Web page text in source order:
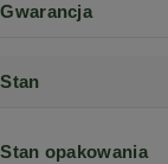
Gwarancja
Stan
Stan opakowania